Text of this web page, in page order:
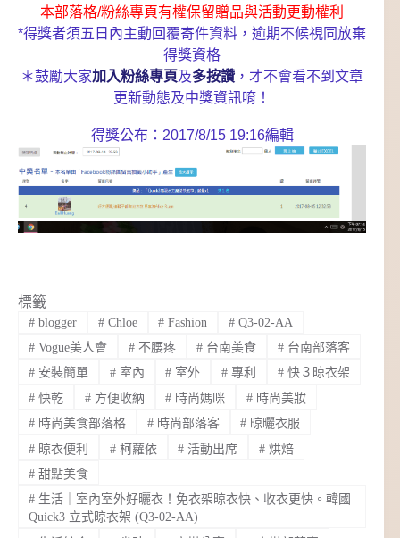
本部落格/粉絲專頁有權保留贈品與活動更動權利
*得獎者須五日內主動回覆寄件資料，逾期不候視同放棄
得獎資格
＊鼓勵大家加入粉絲專頁及多按讚 ，才不會看不到文章
更新動態及中獎資訊唷！
得獎公布：2017/8/15 19:16編輯
標籤
#blogger #Chloe # Fashion # Q3-02-AA
#Vogue美人會 #不腰疼 # 台南美食 # 台南部落客
#安裝簡單 #室內 # 室外 # 專利 # 快３晾衣架
#快乾 #方便收納 # 時尚媽咪 # 時尚美妝
#時尚美食部落格 #時尚部落客 # 晾曬衣服
#晾衣便利 #柯蘿依 # 活動出席 # 烘焙
#甜點美食
#生活｜室內室外好曬衣！免衣架晾衣快、收衣更快。韓國
Quick3 立式晾衣架 (Q3-02-AA)